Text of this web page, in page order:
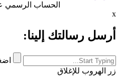
الحساب
x
أرسل رسالتك إلينا:
زر الهروب للإغلاق